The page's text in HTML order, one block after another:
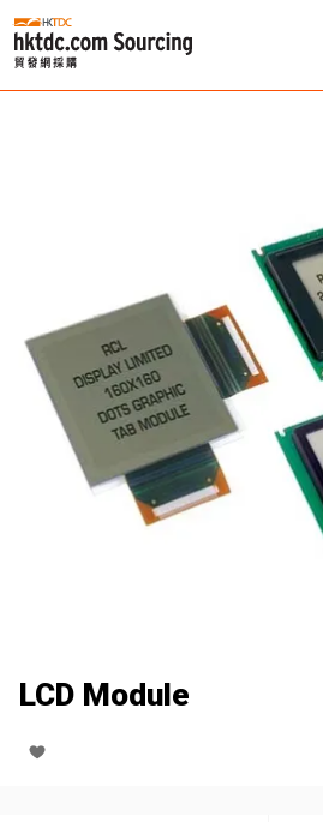
LCD Module